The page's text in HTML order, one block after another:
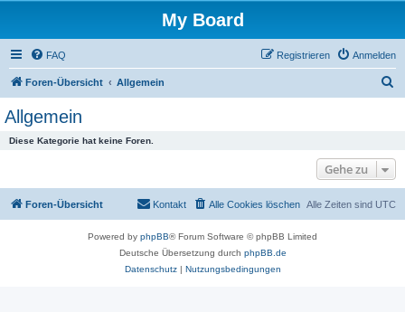
My Board
FAQ Anmelden
Registrieren
Foren-Übersicht Allgemein
Allgemein
Diese Kategorie hat keine Foren.
Gehe zu
Foren-Übersicht Alle Zeiten sind UTC
Alle Cookies löschen
Kontakt
Powered by phpBB® Forum Software © phpBB Limited
Deutsche Übersetzung durch phpBB.de
Datenschutz| Nutzungsbedingungen